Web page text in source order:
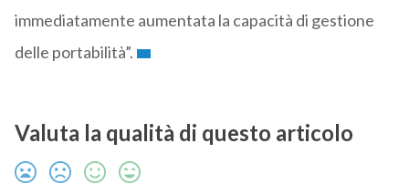
immediatamente aumentata la capacità di gestione
delle portabilità”.
Valuta la qualità di questo articolo